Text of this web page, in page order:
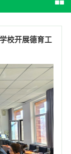
校开展德育工